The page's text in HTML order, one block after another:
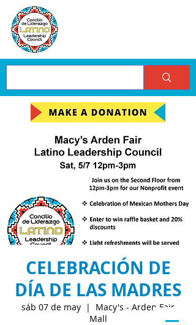
CELEBRACIÓN DE
DÍA DE LAS MADRES
sáb 07 de may
  |
Macy's - Arden Fair
Mall